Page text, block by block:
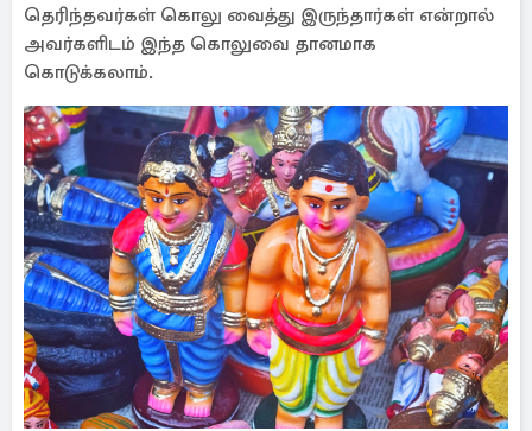
தெரிந்தவர்கள் கொலு வைத்து இருந்தார்கள் என்றால்
அவர்களிடம் இந்த கொலுவை தானமாக
கொடுக்கலாம்.